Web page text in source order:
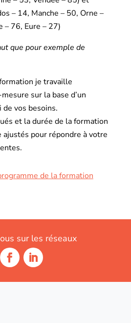
– 14, Manche – 50, Orne –
– 76, Eure – 27)
que pour exemple de
je travaille
sur la base d’un
vos besoins.
et la durée de la formation
pour répondre à votre
de la formation
sur les réseaux